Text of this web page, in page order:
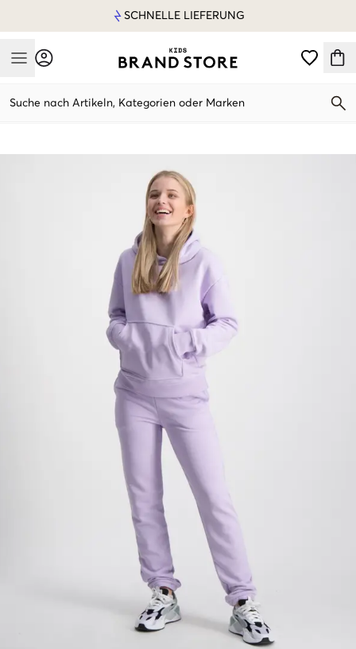
SCHNELLE LIEFERUNG
Mobile Menu
Suche nach Artikeln, Kategorien oder Marken